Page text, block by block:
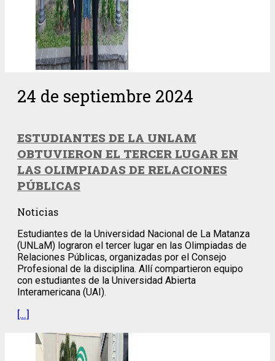
24 de septiembre 2024
ESTUDIANTES DE LA UNLAM
OBTUVIERON EL TERCER LUGAR EN
LAS OLIMPIADAS DE RELACIONES
PÚBLICAS
Noticias
Estudiantes de la Universidad Nacional de La Matanza
(UNLaM) lograron el tercer lugar en las Olimpiadas de
Relaciones Públicas, organizadas por el Consejo
Profesional de la disciplina. Allí compartieron equipo
con estudiantes de la Universidad Abierta
Interamericana (UAI).
[…]